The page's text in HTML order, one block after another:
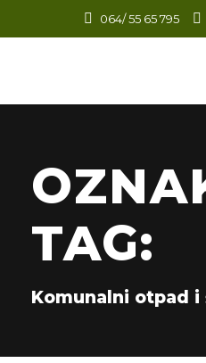
064/ 55 65 795
TAG:
Komunalni otpad i